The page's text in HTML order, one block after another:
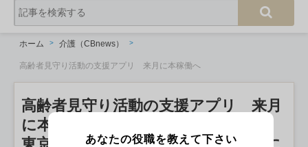
ホーム 介護（CBnews）
高齢者見守り活動の支援アプリ 来月に本稼働へ
高齢者見守り活動の支援アプリ 来月
に本稼働へ
あなたの役職を教えて下さい